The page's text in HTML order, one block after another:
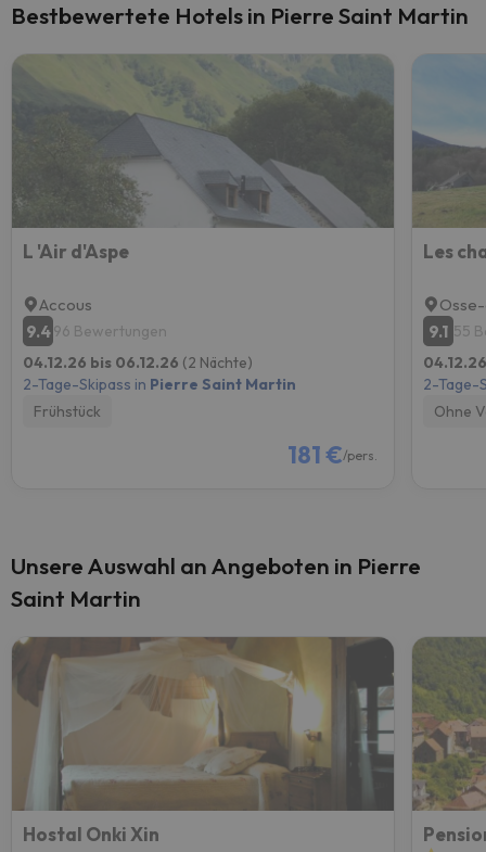
Bestbewertete Hotels in Pierre Saint Martin
L 'Air d'Aspe
Accous
9.496 Bewertungen
04.12.26 bis 06.12.26 (2 Nächte)
2-Tage-Skipass in Pierre Saint Martin
Frühstück
181 €/pers.
Les
9.1 55
2-Tage-
Ohne
Unsere Auswahl an Angeboten in Pierre
Saint Martin
Hostal Onki Xin